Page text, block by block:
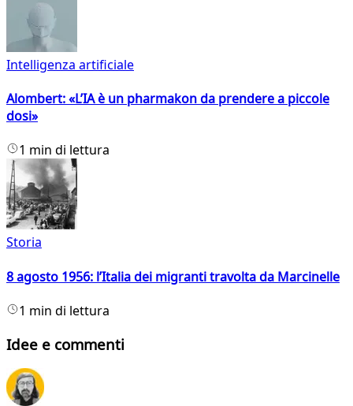
Intelligenza artificiale
Alombert: «L’IA è un pharmakon da prendere a piccole
dosi»
1 min di lettura
Storia
8 agosto 1956: l’Italia dei migranti travolta da Marcinelle
1 min di lettura
Idee e commenti